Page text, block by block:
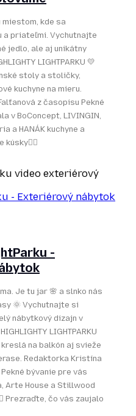
miestom, kde sa
a priateľmi. Vychutnajte
jedlo, ale aj unikátny
LIGHTPARKU 💛
stoly a stoličky,
kuchyne na mieru.
z časopisu Pekné
v BoConcept, LIVINGIN,
a HANÁK kuchyne a
- Exteriérový nábytok
-
Je tu jar 🌸 a slnko nás
🌞 Vychutnajte si
nábytkový dizajn v
LIGHTPARKU
na balkón aj svieže
Redaktorka Kristína
bývanie pre vás
Arte House a Stillwood
Prezraďte, čo vás zaujalo